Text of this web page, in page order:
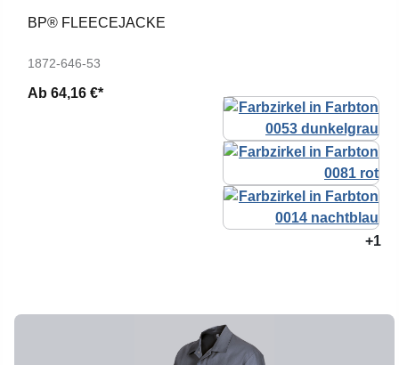
BP® FLEECEJACKE
1872-646-53
Ab 64,16 €*
+1